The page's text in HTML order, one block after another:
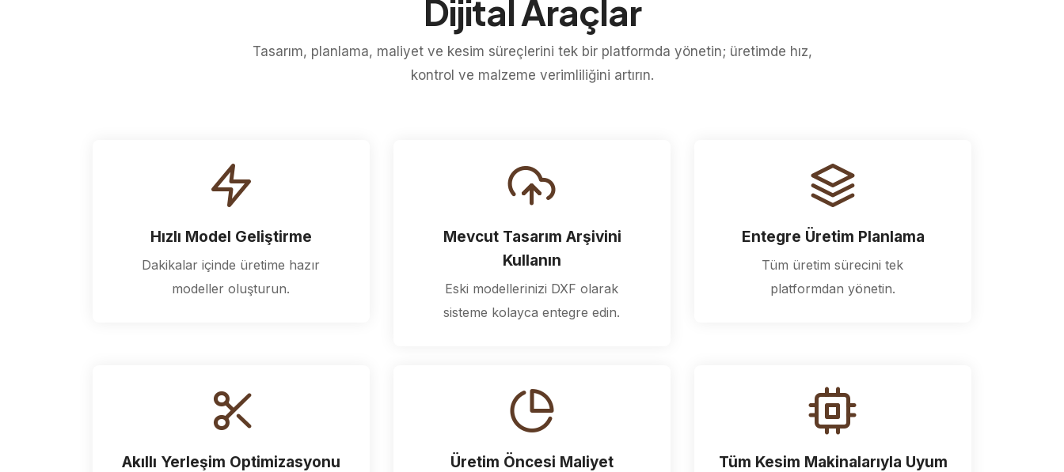
Dijital Araçlar
Tasarım, planlama, maliyet ve kesim süreçlerini tek bir platformda yönetin; üretimde hız,
kontrol ve malzeme verimliliğini artırın.
Hızlı Model Geliştirme
Dakikalar içinde üretime hazır
modeller oluşturun.
Mevcut Tasarım Arşivini
Kullanın
Eski modellerinizi DXF olarak
sisteme kolayca entegre edin.
Entegre Üretim Planlama
Tüm üretim sürecini tek
platformdan yönetin.
Akıllı Yerleşim Optimizasyonu Üretim Öncesi Maliyet Tüm Kesim Makinalarıyla Uyum